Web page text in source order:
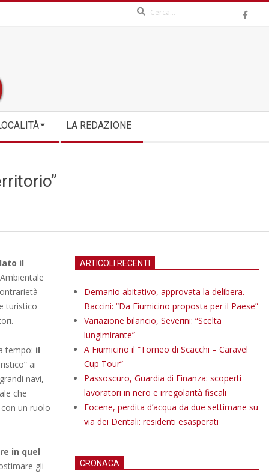
LA REDAZIONE
il
turistico
tempo: il
ai
navi,
che
un ruolo
in quel
gli
ARTICOLI RECENTI
Demanio abitativo, approvata la delibera.
Baccini: “Da Fiumicino proposta per il Paese”
Variazione bilancio, Severini: “Scelta
lungimirante”
A Fiumicino il “Torneo di Scacchi – Caravel
Cup Tour”
Passoscuro, Guardia di Finanza: scoperti
lavoratori in nero e irregolarità fiscali
Focene, perdita d’acqua da due settimane su
via dei Dentali: residenti esasperati
CRONACA